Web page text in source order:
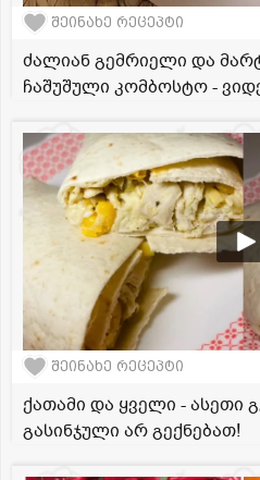
შეინახე რეცეპტი
ძალიან გემრიელი და
ჩაშუშული კომბოსტო -
შეინახე რეცეპტი
ქათამი და ყველი - ასეთი
გასინჯული არ გექნებათ!